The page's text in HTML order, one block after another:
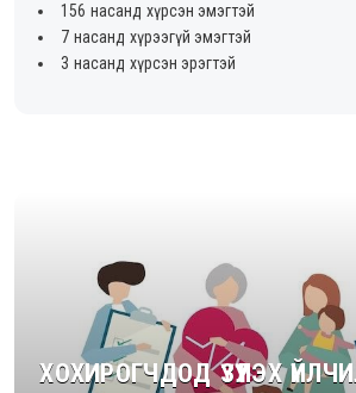
156 насанд хүрсэн эмэгтэй
7 насанд хүрээгүй эмэгтэй
3 насанд хүрсэн эрэгтэй
ХОХИРОГЧДОД ҮЗҮҮЛЭХ